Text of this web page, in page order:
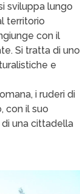
sviluppa lungo
territorio
con il
Si tratta di uno
e
i ruderi di
con il suo
una cittadella